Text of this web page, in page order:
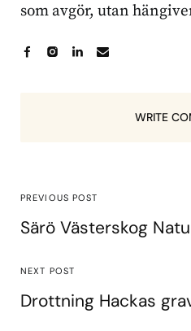
som avgör, utan
WRITE
PREVIOUS POST
Särö Västerskog
NEXT POST
Drottning Hackas